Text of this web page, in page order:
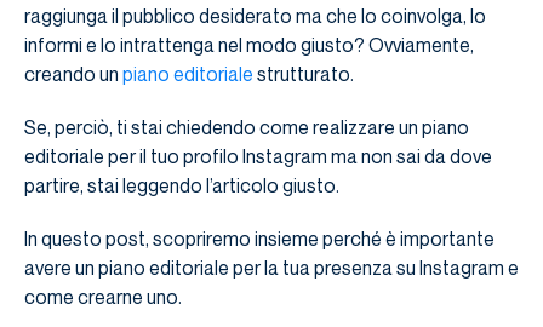
raggiunga il pubblico desiderato ma che lo coinvolga, lo
informi e lo intrattenga nel modo giusto? Ovviamente,
creando un piano editoriale strutturato.
Se, perciò, ti stai chiedendo come realizzare un piano
editoriale per il tuo profilo Instagram ma non sai da dove
partire, stai leggendo l’articolo giusto.
In questo post, scopriremo insieme perché è importante
avere un piano editoriale per la tua presenza su Instagram e
come crearne uno.